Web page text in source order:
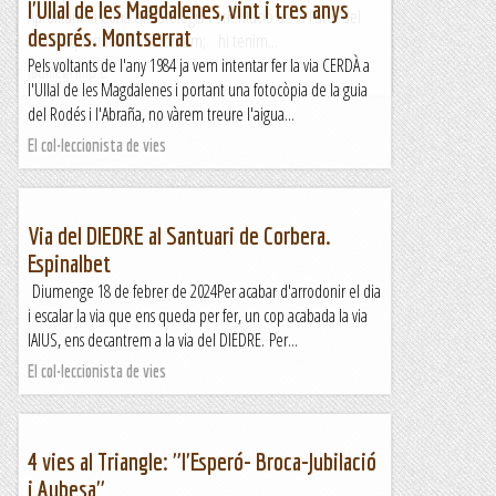
Aprofitant la bona climatologia i orientació de la Paret del
Grau, aquest febrer hi tornem; hi tenim...
Jaumegrimp 2
l'Ullal de les Magdalenes, vint i tres anys
després. Montserrat
Pels voltants de l'any 1984 ja vem intentar fer la via CERDÀ a
l'Ullal de les Magdalenes i portant una fotocòpia de la guia
del Rodés i l'Abraña, no vàrem treure l'aigua...
El col·leccionista de vies
Via del DIEDRE al Santuari de Corbera.
Espinalbet
Diumenge 18 de febrer de 2024Per acabar d'arrodonir el dia
i escalar la via que ens queda per fer, un cop acabada la via
IAIUS, ens decantrem a la via del DIEDRE. Per...
El col·leccionista de vies
4 vies al Triangle: "l'Esperó- Broca-Jubilació
i Aubesa"